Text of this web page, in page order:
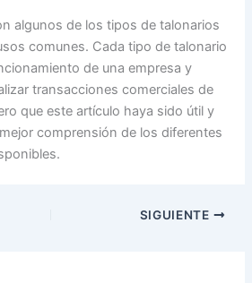
algunos de los tipos de talonarios
comunes. Cada tipo de talonario
de una empresa y
transacciones comerciales de
que este artículo haya sido útil y
comprensión de los diferentes
SIGUIENTE